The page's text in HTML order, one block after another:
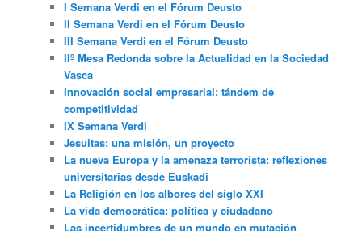
I Semana Verdi en el Fórum Deusto
II Semana Verdi en el Fórum Deusto
III Semana Verdi en el Fórum Deusto
IIº Mesa Redonda sobre la Actualidad en la Sociedad
Vasca
Innovación social empresarial: tándem de
competitividad
IX Semana Verdi
Jesuitas: una misión, un proyecto
La nueva Europa y la amenaza terrorista: reflexiones
universitarias desde Euskadi
La Religión en los albores del siglo XXI
La vida democrática: política y ciudadano
Las incertidumbres de un mundo en mutación